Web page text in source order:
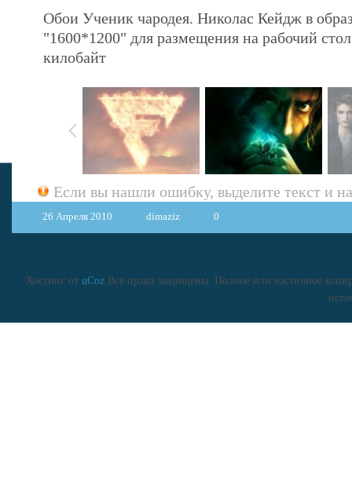
Обои Ученик чародея. Николас Кейдж в
"1600*1200" для размещения на рабочий
килобайт
Если вы нашли ошибку, выделите текст и
26 Апреля 2010 dimaziz 0
Хостинг от uCozВсе права защищены. Полное или частичное